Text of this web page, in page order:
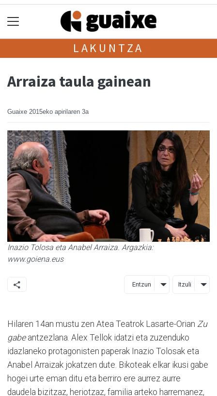
LAKUNTZA
Arraiza taula gainean
Guaixe 2015eko apirilaren 3a
Inazio Tolosa eta Anabel Arraiza. Argazkia:
www.goiena.eus
Entzun Itzuli
Hilaren 14an mustu zen Atea Teatrok Lasarte-Orian Zu
gabeantzezlana. Alex Tellok idatzi eta zuzenduko
idazlaneko protagonisten paperak Inazio Tolosak eta
Anabel Arraizak jokatzen dute. Bikoteak elkar ikusi gabe
hogei urte eman ditu eta berriro ere aurrez aurre
daudela bizitzaz, heriotzaz, familia arteko harremanez,